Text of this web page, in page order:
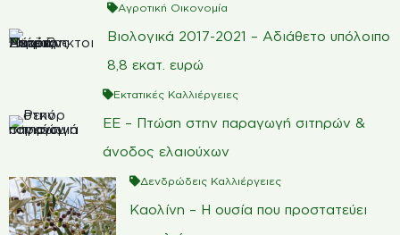
Αγροτική Οικονομία
Βιολογικά 2017-2021 – Αδιάθετο υπόλοιπο
8,8 εκατ. ευρώ
Εκτατικές Καλλιέργειες
ΕΕ – Πτώση στην παραγωγή σιτηρών &
άνοδος ελαιούχων
Δενδρώδεις Καλλιέργειες
Καολίνη – Η ουσία που προστατεύει